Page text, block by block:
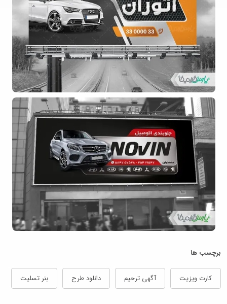
برچسب ها
کارت ویزیت آگهی ترحیم دانلود طرح بنر تسلیت